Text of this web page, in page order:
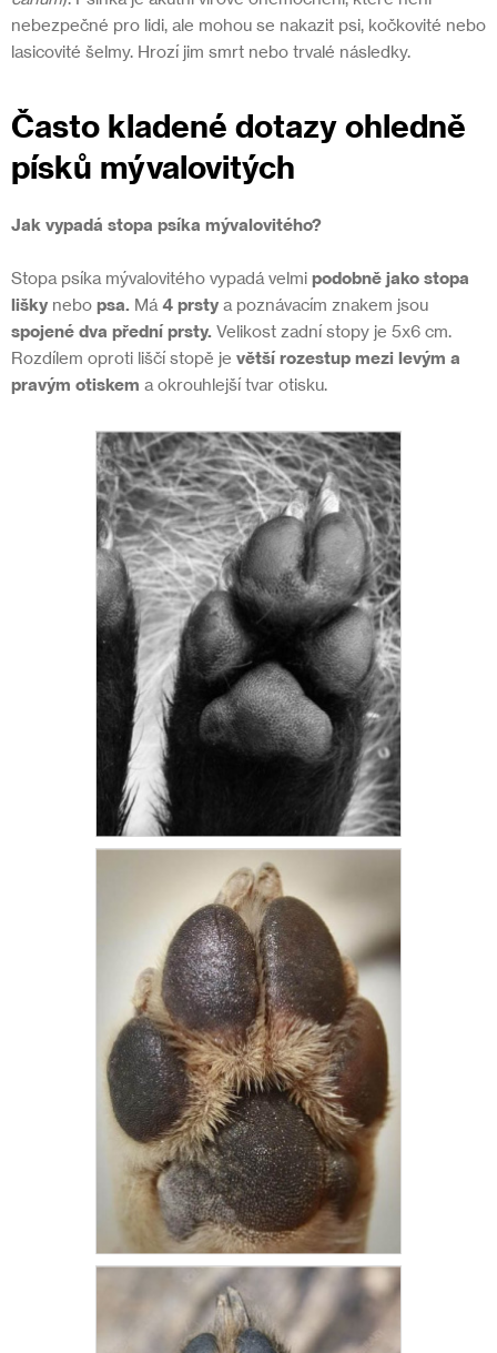
nebezpečné pro lidi, ale mohou se nakazit psi, kočkovité nebo
lasicovité šelmy. Hrozí jim smrt nebo trvalé následky.
Často kladené dotazy ohledně
písků mývalovitých
Jak vypadá stopa psíka mývalovitého?
Stopa psíka mývalovitého vypadá velmi podobně jako stopa
lišky nebo psa. Má4 prsty a poznávacím znakem jsou
spojené dva přední prsty. Velikost zadní stopy je 5x6 cm.
Rozdílem oproti liščí stopě je větší rozestup mezi levým a
pravým otiskem a okrouhlejší tvar otisku.